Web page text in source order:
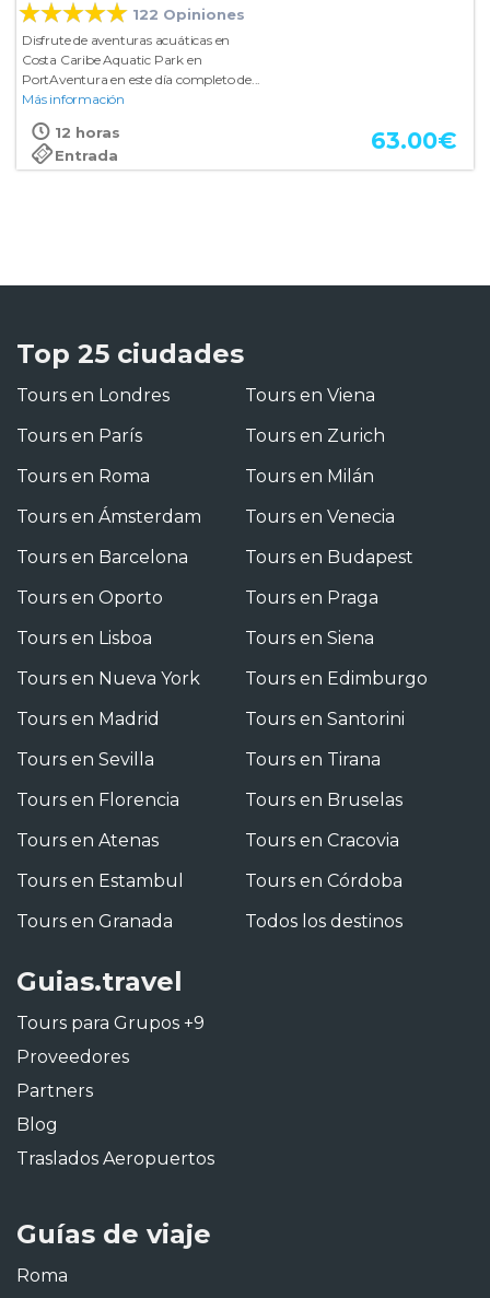
122 Opiniones
Disfrute de aventuras acuáticas en
Costa Caribe Aquatic Park en
PortAventura en este día completo de...
Más información
12 horas
Entrada
63.00€
Top 25 ciudades
Tours en Londres
Tours en París
Tours en Roma
Tours en Ámsterdam
Tours en Barcelona
Tours en Oporto
Tours en Lisboa
Tours en Nueva York
Tours en Madrid
Tours en Sevilla
Tours en Florencia
Tours en Atenas
Tours en Estambul
Tours en Granada
Tours en Viena
Tours en Zurich
Tours en Milán
Tours en Venecia
Tours en Budapest
Tours en Praga
Tours en Siena
Tours en Edimburgo
Tours en Santorini
Tours en Tirana
Tours en Bruselas
Tours en Cracovia
Tours en Córdoba
Todos los destinos
Guias.travel
Tours para Grupos +9
Proveedores
Partners
Blog
Traslados Aeropuertos
Guías de viaje
Roma